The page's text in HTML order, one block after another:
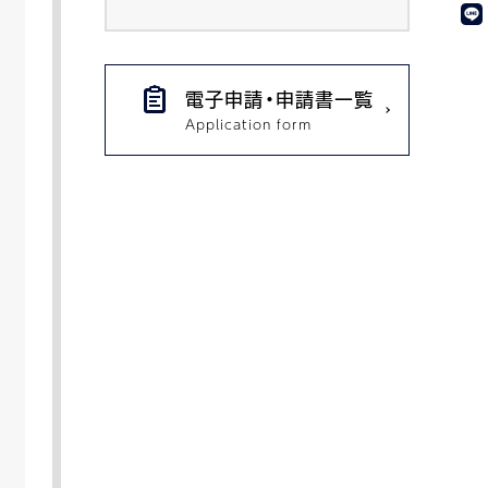
電子申請・申請書一覧